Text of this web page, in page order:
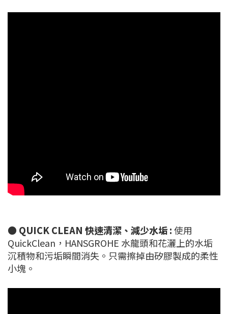
● QUICK CLEAN 快速清潔、減少水垢 :使用
QuickClean，HANSGROHE 水龍頭和花灑上的水垢
沉積物和污垢瞬間消失。只需擦掉由矽膠製成的柔性
小塊。